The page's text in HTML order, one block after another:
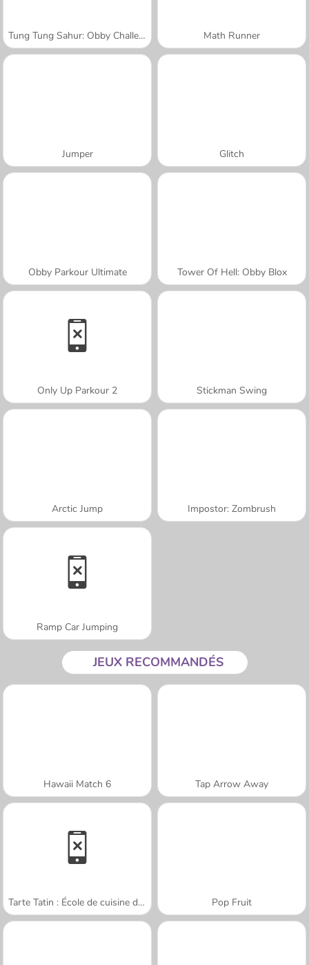
Tung Tung Sahur: Obby Challenge Math Runner
Jumper Glitch
Obby Parkour Ultimate Tower Of Hell: Obby Blox
Only Up Parkour 2 Stickman Swing
Arctic Jump Impostor: Zombrush
Ramp Car Jumping
JEUX RECOMMANDÉS
Hawaii Match 6 Tap Arrow Away
Tarte Tatin : École de cuisine de Sara Pop Fruit